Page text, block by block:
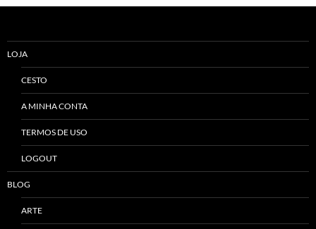
LOJA
CESTO
A MINHA CONTA
TERMOS DE USO
LOGOUT
BLOG
ARTE